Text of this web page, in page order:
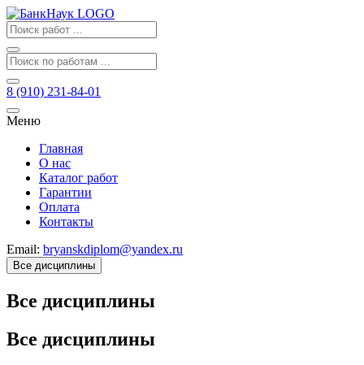
8 (910) 231-84-01
Меню
Главная
О нас
Каталог работ
Гарантии
Оплата
Контакты
Email: bryanskdiplom@yandex.ru
Все дисциплины
Все дисциплины
Все дисциплины